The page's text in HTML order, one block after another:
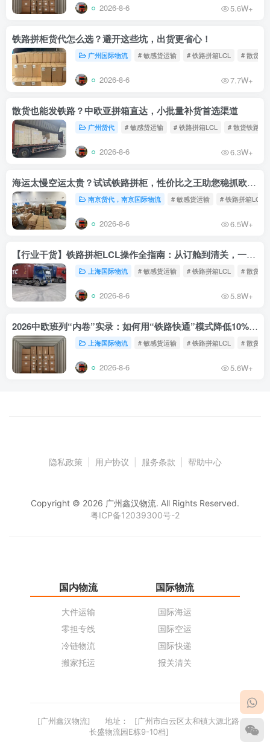
2026-8-6 5.6W+
铁路拼柜货代怎么选？避开这些坑，出货更省心！
广州国际物流 # 敏感货运输 # 铁路拼箱LCL # 散货铁
2026-8-6 7.7W+
散货也能发铁路？中欧亚拼箱直达，小批量补货首选渠道
广州货代 # 敏感货运输 # 铁路拼箱LCL # 散货铁路
2026-8-6 6.3W+
海运太慢空运太贵？试试铁路拼柜，性价比之王助您稳抓欧洲市场
南京货代，南京国际物流 # 敏感货运输 # 铁路拼箱LCL
2026-8-6 6.5W+
【行业干货】铁路拼柜LCL操作全指南：从订舱到清关，一文读懂
上海国际物流 # 敏感货运输 # 铁路拼箱LCL # 散货铁
2026-8-6 5.8W+
2026中欧班列“内卷”实录：如何用“铁路快通”模式降低10%物流成本？
上海国际物流 # 敏感货运输 # 铁路拼箱LCL # 散货铁
2026-8-6 5.6W+
隐私政策 用户协议 服务条款 帮助中心
Copyright © 2026 广州鑫汉物流. All Rights Reserved.
粤ICP备12039300号-2
国内物流
大件运输
零担专线
冷链物流
搬家托运
国际物流
国际海运
国际空运
国际快递
报关清关
[广州鑫汉物流] 地址：
[广州市白云区太和镇大源北路
长盛物流园E栋9-10档]